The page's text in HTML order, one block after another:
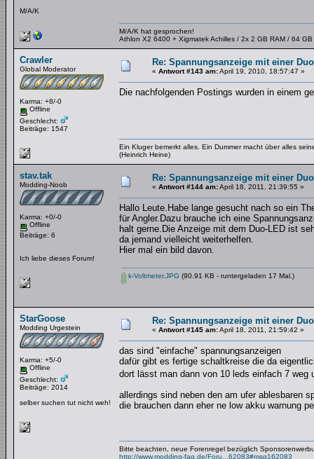
M/A/K
M/A/K hat gesprochen!
Athlon X2 6400 + Xigmatek Achilles / 2x 2 GB RAM / 64 GB
Crawler
Global Moderator
Karma: +8/-0
Offline
Geschlecht:
Beiträge: 1547
Re: Spannungsanzeige mit einer
« Antwort #143 am:April 19, 2010, 18:57:47 »
Die nachfolgenden Postings wurden in einem
Ein Kluger bemerkt alles. Ein Dummer macht über alles
(Heinrich Heine)
stav.tak
Modding-Noob
Karma: +0/-0
Offline
Beiträge: 6
Ich liebe dieses Forum!
Re: Spannungsanzeige mit einer
« Antwort #144 am:April 18, 2011, 21:39:55 »
Hallo Leute.Habe lange gesucht nach so ein
für Angler.Dazu brauche ich eine
halt gerne.Die Anzeige mit dem Duo-LED ist
da jemand vielleicht weiterhelfen.
Hier mal ein bild davon.
k-Voltmeter.JPG (90.91 KB - runtergeladen 17 Mal.)
StarGoose
Modding Urgestein
Karma: +5/-0
Offline
Geschlecht:
Beiträge: 2014
selber suchen tut nicht weh!
Re: Spannungsanzeige mit einer
« Antwort #145 am:April 18, 2011, 21:59:42 »
das sind "einfache" spannungsanzeigen
dafür gibt es fertige schaltkreise die da
dort lässt man dann von 10 leds einfach 7
allerdings sind neben den am ufer ablesbaren
die brauchen dann eher ne low akku warnung
Bitte beachten, neue Forenregel bezüglich
http://www.modding-faq.de/Foru...62083#msg162083